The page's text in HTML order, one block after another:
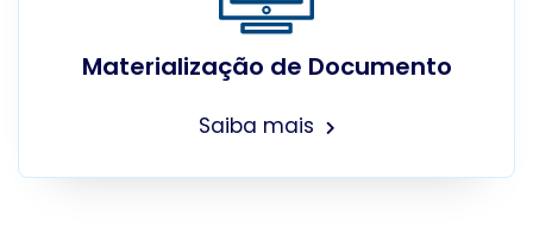
Materialização de Documento
Saiba mais